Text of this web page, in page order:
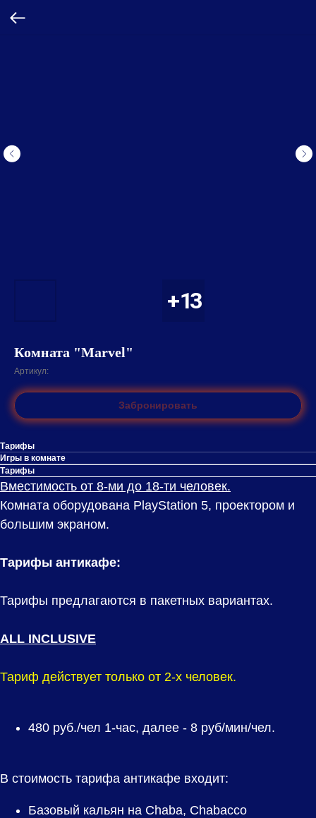
Комната "Marvel"
Артикул:
Забронировать
Тарифы
Игры в комнате
Тарифы
Вместимость от 8-ми до 18-ти человек.
Комната оборудована PlayStation 5, проектором и
большим экраном.
Тарифы антикафе:
Тарифы предлагаются в пакетных вариантах.
ALL INCLUSIVE
Тариф действует только от 2-х человек.
480 руб./чел 1-час, далее - 8 руб/мин/чел.
В стоимость тарифа антикафе входит:
Базовый кальян на Chaba, Chabacco